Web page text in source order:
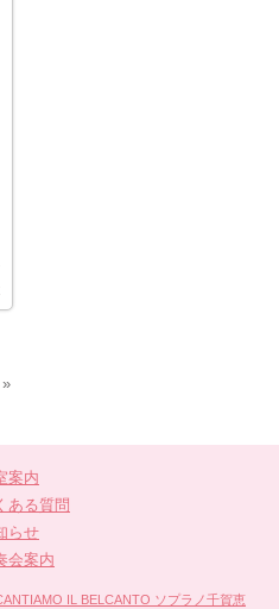
»
案内
ある質問
らせ
会案内
IL BELCANTO ソプラノ千賀恵